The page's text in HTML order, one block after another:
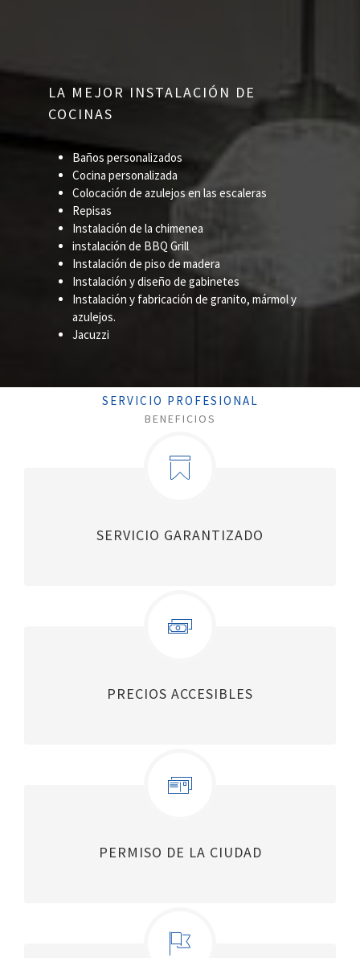
LA MEJOR INSTALACIÓN DE
COCINAS
Baños personalizados
Cocina personalizada
Colocación de azulejos en las escaleras
Repisas
Instalación de la chimenea
instalación de BBQ Grill
Instalación de piso de madera
Instalación y diseño de gabinetes
Instalación y fabricación de granito, mármol y
azulejos.
Jacuzzi
SERVICIO PROFESIONAL
BENEFICIOS
SERVICIO GARANTIZADO
PRECIOS ACCESIBLES
PERMISO DE LA CIUDAD